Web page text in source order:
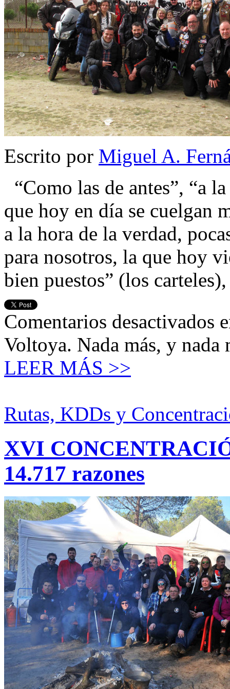
Escrito por Miguel A.
“Como las de antes”, “a
que hoy en día se cuelgan
a la hora de la verdad,
para nosotros, la que hoy
bien puestos” (los
Comentarios desactivados
Voltoya. Nada más, y nada
LEER MÁS >>
Rutas, KDDs y
XVI
14.717 razones